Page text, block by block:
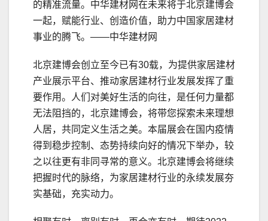
的精准流量。中华建材网在未来将于北京建博会
一起，赋能行业、创造价值，助力中国家居建材
事业的腾飞。——中华建材网
北京建博会创立至今已有30载，为提供家居建材
产业展示平台、推动家居建材行业发展发挥了重
要作用。人们对美好生活的向往，是任何力量都
无法阻挡的，北京建博会，将带您探索未来理想
人居，共同定义生活之美。本届展会在国内疫情
得到稳步控制、态势持续向好的情况下举办，较
之以往更有非同寻常的意义。北京建博会将继续
把握时代的脉络，为家居建材行业的永续发展夯
实基础，充实动力。